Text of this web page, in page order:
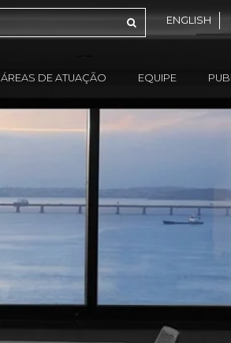
ENGLISH
ÁREAS DE ATUAÇÃO EQUIPE